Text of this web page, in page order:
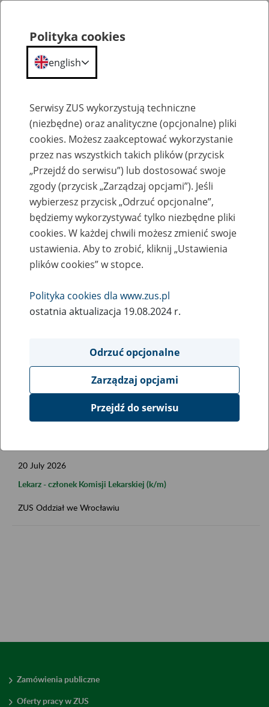
Aktualne ogłoszenia o pracę
Praca dla lekarzy - członków komisji
lekarskich Zakładu
Jednostka ZUS:
Data publikacji od
20 July 2026
Lekarz - członek Komisji Lekarskiej (k/m)
ZUS Oddział we Wrocławiu
Zamówienia publiczne
Oferty pracy w ZUS
Polityka cookies
english
Serwisy ZUS wykorzystują techniczne
(niezbędne) oraz analityczne (opcjonalne) pliki
cookies. Możesz zaakceptować wykorzystanie
przez nas wszystkich takich plików (przycisk
„Przejdź do serwisu”) lub dostosować swoje
zgody (przycisk „Zarządzaj opcjami”). Jeśli
wybierzesz przycisk „Odrzuć opcjonalne”,
będziemy wykorzystywać tylko niezbędne pliki
cookies. W każdej chwili możesz zmienić swoje
ustawienia. Aby to zrobić, kliknij „Ustawienia
plików cookies” w stopce.
Polityka cookies dla www.zus.pl
ostatnia aktualizacja 19.08.2024 r.
Odrzuć opcjonalne
Zarządzaj opcjami
Przejdź do serwisu